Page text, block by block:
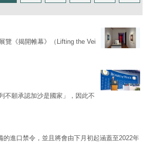
覽《揭開帷幕》（Lifting the Vei
不願承認加沙是國家」，因此不
進口禁令，並且將會由下月初起涵蓋至2022年